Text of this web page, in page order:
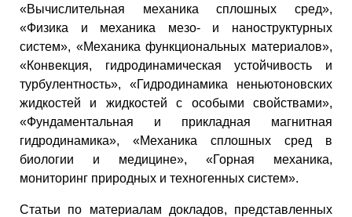
«Вычислительная механика сплошных сред»,
«Физика и механика мезо- и наноструктурных
систем», «Механика функциональных материалов»,
«Конвекция, гидродинамическая устойчивость и
турбулентность», «Гидродинамика неньютоновских
жидкостей и жидкостей с особыми свойствами»,
«Фундаментальная и прикладная магнитная
гидродинамика», «Механика сплошных сред в
биологии и медицине», «Горная механика,
мониторинг природных и техногенных систем».
Статьи по материалам докладов, представленных